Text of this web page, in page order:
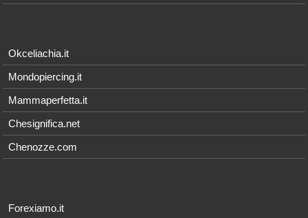
Okceliachia.it
Mondopiercing.it
Mammaperfetta.it
Chesignifica.net
Chenozze.com
Forexiamo.it